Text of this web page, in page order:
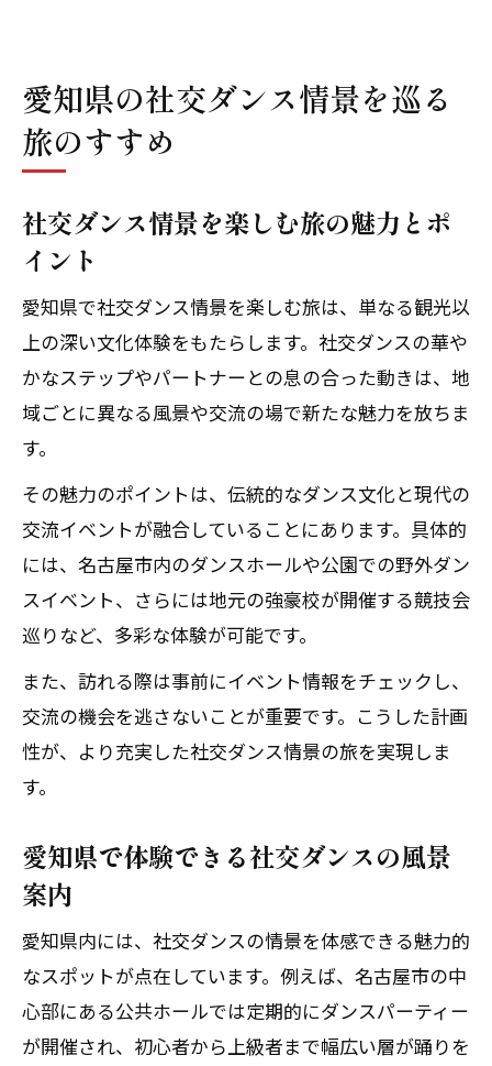
旅を彩る社交ダンスの交流体験とは
アクセスしやすい社交ダンス情景の探し
踊ってみた聖地を社交ダンスで体験する楽し
み
力とは
実際に社交ダンスを踊る楽しさと情景体
験
社交ダンスと聖地の相乗効果を深掘り
体験者が語る踊ってみた聖地の感動ポイ
ント
ダンス愛好家が集う愛知県の魅力的な交流空
間
社交ダンス交流空間の特徴と選び方ガイ
ド
愛知県で人気の社交ダンス交流スポット
方
交流空間で深まる社交ダンスの絆と学び
鬼滅の刃聖地と社交ダンス文化を同時に味わ
う方法
社交ダンスと鬼滅の刃聖地巡りの融合体
愛知県の社交ダンス情景を巡る
旅のすすめ
社交ダンス情景を楽しむ旅の魅力とポ
イント
愛知県で社交ダンス情景を楽しむ旅は、単なる観光以
上の深い文化体験をもたらします。社交ダンスの華や
かなステップやパートナーとの息の合った動きは、地
域ごとに異なる風景や交流の場で新たな魅力を放ちま
す。
その魅力のポイントは、伝統的なダンス文化と現代の
交流イベントが融合していることにあります。具体的
には、名古屋市内のダンスホールや公園での野外ダン
スイベント、さらには地元の強豪校が開催する競技会
巡りなど、多彩な体験が可能です。
また、訪れる際は事前にイベント情報をチェックし、
交流の機会を逃さないことが重要です。こうした計画
性が、より充実した社交ダンス情景の旅を実現しま
す。
愛知県で体験できる社交ダンスの風景
案内
愛知県内には、社交ダンスの情景を体感できる魅力的
なスポットが点在しています。例えば、名古屋市の中
心部にある公共ホールでは定期的にダンスパーティー
が開催され、初心者から上級者まで幅広い層が踊りを